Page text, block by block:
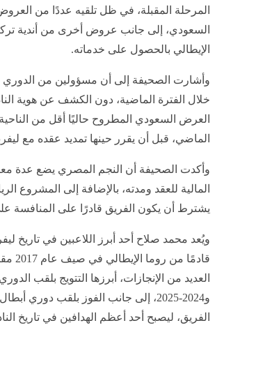
المرحلة المقبلة، في ظل تلقيه عددًا من
السعودي، إلى جانب عروض أخرى من أندية
الإيطالي بالحصول على خدماته.
وأشارت الصحيفة إلى أن مسؤولين من
خلال الفترة الماضية، دون الكشف عن هوية
العرض السعودي المطروح حاليًا أقل من
الماضي، قبل أن يقرر حينها تمديد عقده مع
وأكدت الصحيفة أن النجم المصري يضع عدة
المالية للعقد ومدته، بالإضافة إلى
يشترط أن يكون الفريق قادرًا على المنافسة
ويُعد محمد صلاح أحد أبرز اللاعبين في تاريخ
الفريق، ليصبح أحد أعظم الهدافين في تاريخ